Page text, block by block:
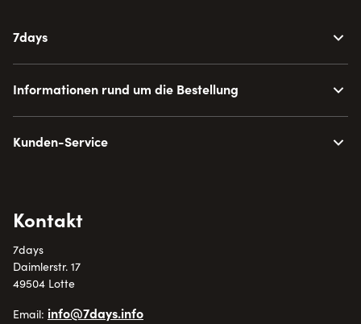
7days
Informationen rund um die Bestellung
Kunden-Service
Kontakt
7days
Daimlerstr. 17
49504 Lotte
Email: info@7days.info